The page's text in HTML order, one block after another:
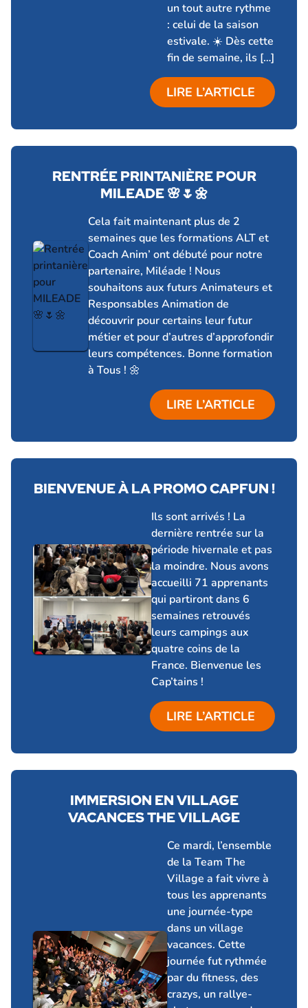
un tout autre rythme
: celui de la saison
estivale. ☀️ Dès cette
fin de semaine, ils […]
LIRE L’ARTICLE
RENTRÉE PRINTANIÈRE POUR
MILEADE 🌸🌷🌼
Cela fait maintenant plus de 2
semaines que les formations ALT et
Coach Anim’ ont débuté pour notre
partenaire, Miléade ! Nous
souhaitons aux futurs Animateurs et
Responsables Animation de
découvrir pour certains leur futur
métier et pour d’autres d’approfondir
leurs compétences. Bonne formation
à Tous ! 🌼
LIRE L’ARTICLE
BIENVENUE À LA PROMO CAPFUN !
Ils sont arrivés ! La
dernière rentrée sur la
période hivernale et pas
la moindre. Nous avons
accueilli 71 apprenants
qui partiront dans 6
semaines retrouvés
leurs campings aux
quatre coins de la
France. Bienvenue les
Cap’tains !
LIRE L’ARTICLE
IMMERSION EN VILLAGE
VACANCES THE VILLAGE
Ce mardi, l’ensemble
de la Team The
Village a fait vivre à
tous les apprenants
une journée-type
dans un village
vacances. Cette
journée fut rythmée
par du fitness, des
crazys, un rallye-